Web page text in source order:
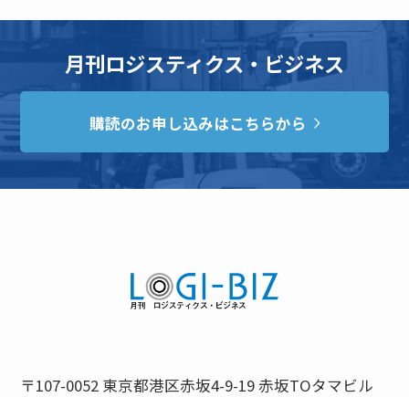
月刊ロジスティクス・ビジネス
購読のお申し込みはこちらから
〒107-0052 東京都港区赤坂4-9-19 赤坂TOタマビル